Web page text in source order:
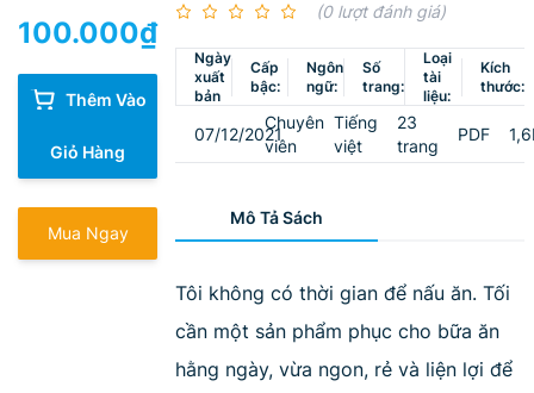
100.000₫
Thêm Vào
Giỏ Hàng
Mua Ngay
(0 lượt đánh giá)
Ngày
xuất
bản
Cấp
bậc:
Ngôn
ngữ:
Số
trang:
Loại
tài
liệu:
Kích
thước:
07/12/2021
Chuyên
viên
Tiếng
việt
23
trang
PDF
Mô Tả Sách
Tôi không có thời gian để nấu ăn. Tối
cần một sản phẩm phục cho bữa ăn
hằng ngày, vừa ngon, rẻ và liện lợi để